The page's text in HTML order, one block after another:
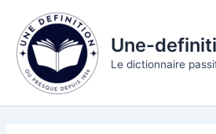
contenu
Une-
Le dictionnaire